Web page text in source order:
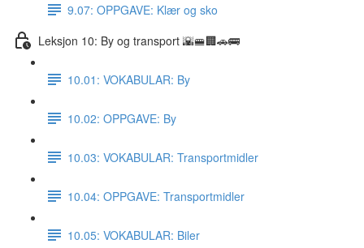
9.07: OPPGAVE: Klær og sko
Leksjon 10: By og transport 🌇🚝🏢🚗🚌
10.01: VOKABULAR: By
10.02: OPPGAVE: By
10.03: VOKABULAR: Transportmidler
10.04: OPPGAVE: Transportmidler
10.05: VOKABULAR: Biler